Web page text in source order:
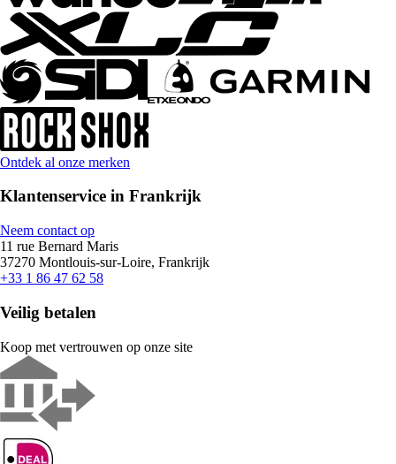
Ontdek al onze merken
Klantenservice in Frankrijk
Neem contact op
11 rue Bernard Maris
37270 Montlouis-sur-Loire, Frankrijk
+33 1 86 47 62 58
Veilig betalen
Koop met vertrouwen op onze site